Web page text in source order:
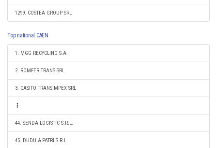
1299. COSTEA GROUP SRL
Top national CAEN
1. MGG RECYCLING S.A.
2. ROMFER TRANS SRL
3. CASITO TRANSIMPEX SRL
44. SENDA LOGISTIC S.R.L.
45. DUDU & PATRI S.R.L.